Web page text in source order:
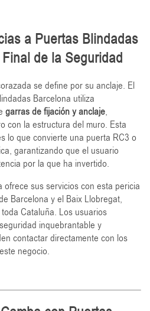
a Puertas Blindadas
de la Seguridad
se define por su anclaje. El
Barcelona utiliza
garras de fijación y anclaje,
con la estructura del muro. Esta
lo que convierte una puerta RC3 o
garantizando que el usuario
por la que ha invertido.
ofrece sus servicios con esta pericia
Barcelona y el Baix Llobregat,
Cataluña. Los usuarios
inquebrantable y
contactar directamente con los
negocio.